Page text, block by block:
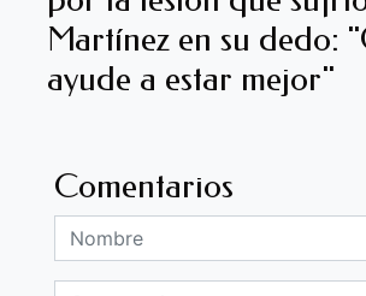
Martínez en su dedo:
ayude a estar mejor"
Comentarios